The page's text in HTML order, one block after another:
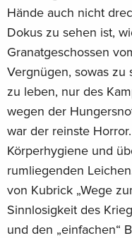
Hände auch nicht
Dokus zu sehen ist,
Granatgeschossen
Vergnügen, sowas zu
zu leben, nur des
wegen der
war der reinste
Körperhygiene und
rumliegenden
von Kubrick „Wege
Sinnlosigkeit des
und den „einfachen“